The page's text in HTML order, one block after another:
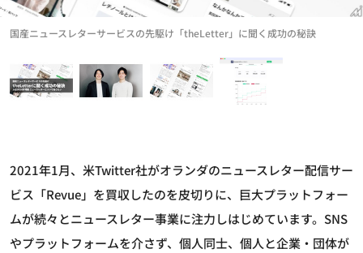
国産ニュースレターサービスの先駆け「theLetter」に聞く成功の秘訣
2021年1月、米Twitter社がオランダのニュースレター配信サー
ビス「Revue」を買収したのを皮切りに、巨大プラットフォー
ムが続々とニュースレター事業に注力しはじめています。SNS
やプラットフォームを介さず、個人同士、個人と企業・団体が